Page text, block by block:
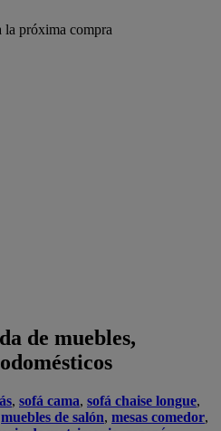
la próxima compra
de muebles,
, sofá cama, sofá chaise longue,
muebles de salón, mesas comedor,